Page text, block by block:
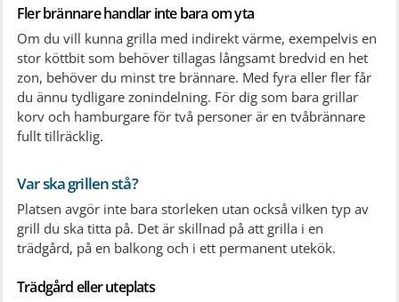
Fler brännare handlar inte bara om yta
Om du vill kunna grilla med indirekt värme, exempelvis en
stor köttbit som behöver tillagas långsamt bredvid en het
zon, behöver du minst tre brännare. Med fyra eller fler får
du ännu tydligare zonindelning. För dig som bara grillar
korv och hamburgare för två personer är en tvåbrännare
fullt tillräcklig.
Var ska grillen stå?
Platsen avgör inte bara storleken utan också vilken typ av
grill du ska titta på. Det är skillnad på att grilla i en
trädgård, på en balkong och i ett permanent utekök.
Trädgård eller uteplats